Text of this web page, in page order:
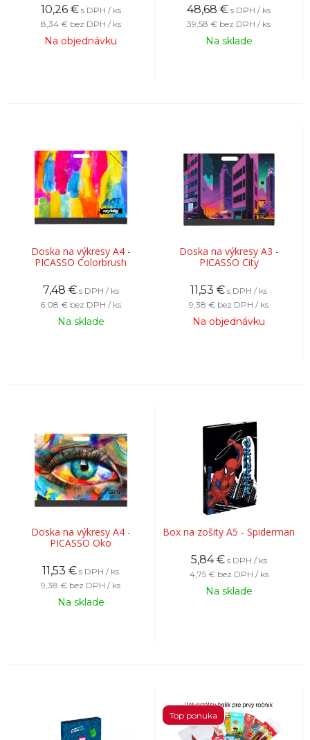
10,26 € s DPH / ks
8,34 € bez DPH / ks
Na objednávku
48,68 € s DPH / ks
39,58 € bez DPH / ks
Na sklade
Doska na výkresy A4 -
PICASSO Colorbrush
7,48 € s DPH / ks
6,08 € bez DPH / ks
Na sklade
Doska na výkresy A3 -
PICASSO City
11,53 € s DPH / ks
9,38 € bez DPH / ks
Na objednávku
Doska na výkresy A4 -
PICASSO Oko
11,53 € s DPH / ks
9,38 € bez DPH / ks
Na sklade
Box na zošity A5 - Spiderman
5,84 € s DPH / ks
4,75 € bez DPH / ks
Na sklade
Top ponuka